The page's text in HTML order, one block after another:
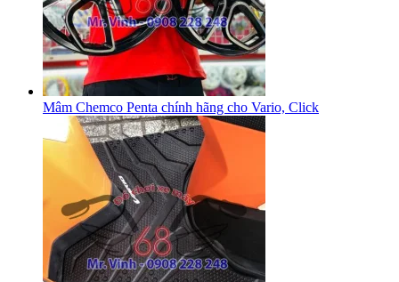
Mâm Chemco Penta chính hãng cho Vario, Click